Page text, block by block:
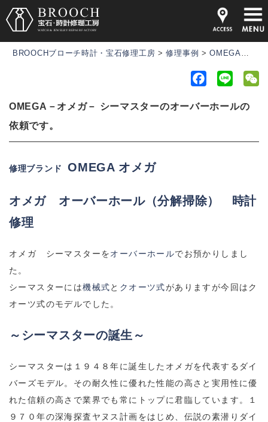
BROOCHブローチ時計・宝石修理工房 >修理事例 >OMEGA－オメガ－ シーマスターのオーバーホールの依頼です。
c
b
n
OMEGA－オメガ－ シーマスターのオーバーホールの
依頼です。
修理ブランド OMEGA オメガ
オメガオーバーホール（分解掃除） 時計
修理
オメガ シーマスターをオーバーホールでお預かりしまし
た。
シーマスターには機械式と クオーツ式がありますが今回はク
オーツ式のモデルでした。
～シーマスターの誕生～
シーマスターは１９４８年に誕生したオメガを代表するダイ
バーズモデル。その耐久性に優れた性能の高さと実用性に優
れた信頼の高さで業界でも常にトップに君臨しています。１
９７０年の深海探査ヤヌス計画をはじめ、伝説の素潜りダイ